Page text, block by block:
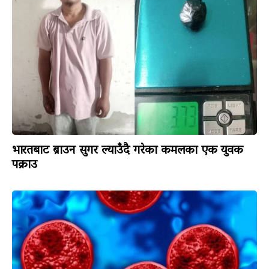
भारतबाट ब्राउन सुगर ल्याउँदै गरेका कमलका एक युवक
पक्राउ